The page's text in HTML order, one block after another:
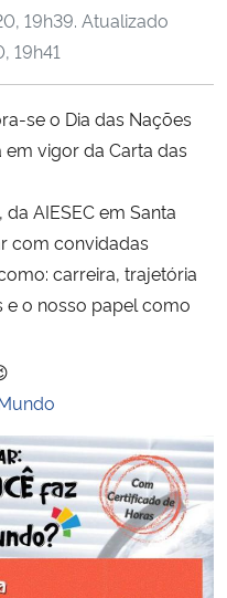
e Comunicações
Humanos
19h39. Atualizado
19h41
se o Dia das Nações
vigor da Carta das
AIESEC em Santa
com convidadas
carreira, trajetória
e o nosso papel como